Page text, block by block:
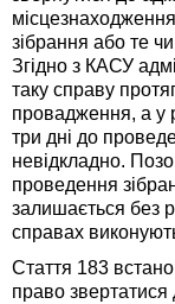
зібрання або те
Згідно з КАСУ
таку справу
провадження, а у
три дні до
невідкладно.
проведення
залишається без
справах
Стаття 183
право звертатися